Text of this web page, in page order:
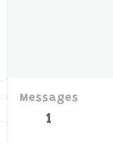
Messages
1